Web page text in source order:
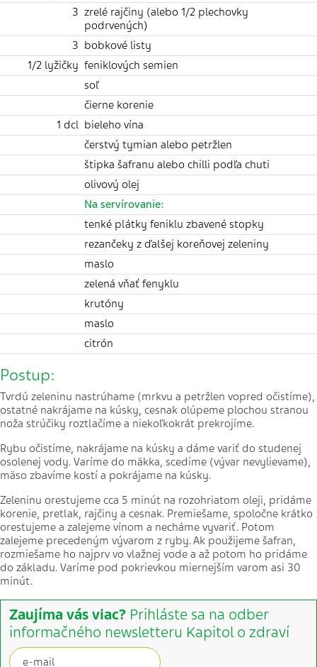
3 zrelé rajčiny (alebo 1/2 plechovky
podrvených)
3 bobkové listy
1/2 lyžičky feniklových semien
soľ
čierne korenie
1 dcl bieleho vína
čerstvý tymian alebo petržlen
štipka šafranu alebo chilli podľa chuti
olivový olej
Na servírovanie:
tenké plátky feniklu zbavené stopky
rezančeky z ďalšej koreňovej zeleniny
maslo
zelená vňať fenyklu
krutóny
maslo
citrón
Postup:
Tvrdú zeleninu nastrúhame (mrkvu a petržlen vopred očistíme),
ostatné nakrájame na kúsky, cesnak olúpeme plochou stranou
noža strúčiky roztlačíme a niekoľkokrát prekrojíme.
Rybu očistíme, nakrájame na kúsky a dáme variť do studenej
osolenej vody. Varíme do mäkka, scedíme (vývar nevylievame),
mäso zbavíme kostí a pokrájame na kúsky.
Zeleninu orestujeme cca 5 minút na rozohriatom oleji, pridáme
korenie, pretlak, rajčiny a cesnak. Premiešame, spoločne krátko
orestujeme a zalejeme vínom a necháme vyvariť. Potom
zalejeme precedeným vývarom z ryby. Ak použijeme šafran,
rozmiešame ho najprv vo vlažnej vode a až potom ho pridáme
do základu. Varíme pod pokrievkou miernejším varom asi 30
minút.
Zaujíma vás viac? Prihláste sa na odber
informačného newsletteru Kapitol o zdraví